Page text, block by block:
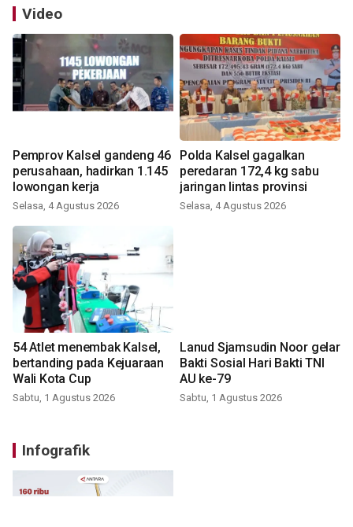
Video
Pemprov Kalsel gandeng 46
perusahaan, hadirkan 1.145
lowongan kerja
Selasa, 4 Agustus 2026
Polda Kalsel gagalkan
peredaran 172,4 kg sabu
jaringan lintas provinsi
Selasa, 4 Agustus 2026
54 Atlet menembak Kalsel,
bertanding pada Kejuaraan
Wali Kota Cup
Sabtu, 1 Agustus 2026
Lanud Sjamsudin Noor gelar
Bakti Sosial Hari Bakti TNI
AU ke-79
Sabtu, 1 Agustus 2026
Infografik